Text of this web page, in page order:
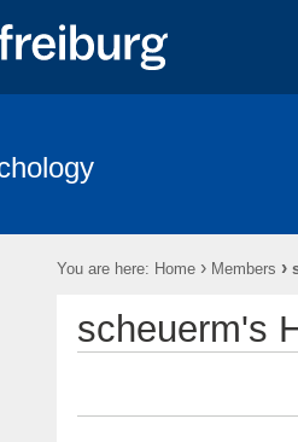
You are here: Home › Members ›
scheuerm's